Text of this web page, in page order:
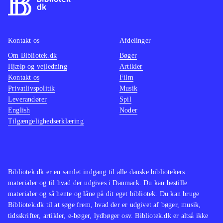
ikke spilbart men består kun af
mellemsekvenserne fra spillet.
og selve spillet er forbedret og med
mere indhold
Spilserien "Final Fantasy" er en af de
mest populære indenfor genren, i
både Vesten og Østen men ellers har
Sony efterhånden genudgivet flere af
de ældre PS2-klassikere i serien
and Daxter trilogy.
God opdatering af en spilklassiker
med mere indhold og flottere grafik,
stadig med småproblemer i spillet
Bibliotek.dk er en samlet indgang til alle danske bibliotekers
materialer og til hvad der udgives i Danmark. Du kan bestille
materialer og så hente og låne på dit eget bibliotek. Du kan bruge
Bibliotek.dk til at søge frem, hvad der er udgivet af bøger, musik,
tidsskrifter, artikler, e-bøger, lydbøger osv. Bibliotek.dk er altså ikke
Kontakt os
Om Bibliotek.dk
Hjælp og vejledning
Kontakt os
Privatlivspolitik
Leverandører
English
Tilgængelighedserklæring
Afdelinger
Bøger
Artikler
Film
Musik
Spil
Noder